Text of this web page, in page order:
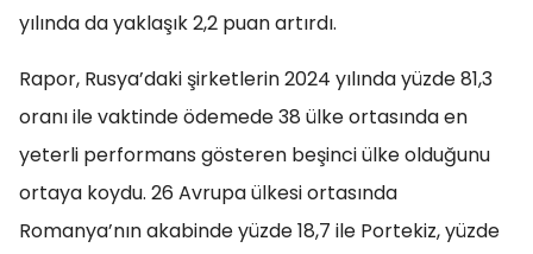
yılında da yaklaşık 2,2 puan artırdı.
Rapor, Rusya’daki şirketlerin 2024 yılında yüzde 81,3
oranı ile vaktinde ödemede 38 ülke ortasında en
yeterli performans gösteren beşinci ülke olduğunu
ortaya koydu. 26 Avrupa ülkesi ortasında
Romanya’nın akabinde yüzde 18,7 ile Portekiz, yüzde